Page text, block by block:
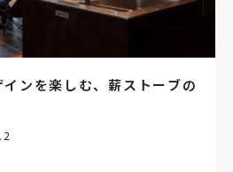
ンを楽しむ、薪ストーブの